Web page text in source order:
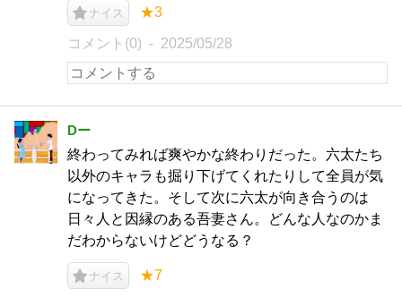
ナイス ★3
コメント(0) 2025/05/28
Dー
終わってみれば爽やかな終わりだった。六太たち
以外のキャラも掘り下げてくれたりして全員が気
になってきた。そして次に六太が向き合うのは
日々人と因縁のある吾妻さん。どんな人なのかま
だわからないけどどうなる？
ナイス ★7